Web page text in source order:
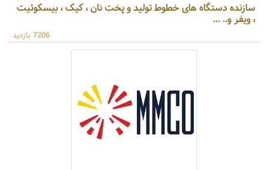
سازنده دستگاه های خطوط تولید و پخت نان ، کیک ، بیسکوئیت
، ویفر و.. ...
7206 بازدید